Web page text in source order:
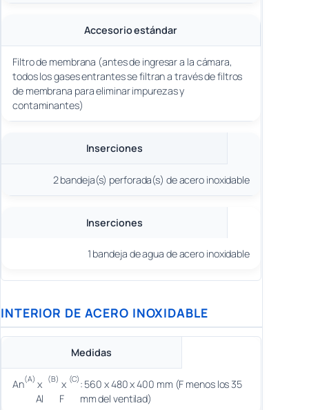
Accesorio estándar
Filtro de membrana (antes de ingresar a la cámara,
todos los gases entrantes se filtran a través de filtros
de membrana para eliminar impurezas y
contaminantes)
Inserciones
2 bandeja(s) perforada(s) de acero inoxidable
Inserciones
1 bandeja de agua de acero inoxidable
INTERIOR DE ACERO INOXIDABLE
Medidas
An(A) x
Al
(B) x
F
(C) : 560 x 480 x 400 mm (F menos los 35
mm del ventilad)